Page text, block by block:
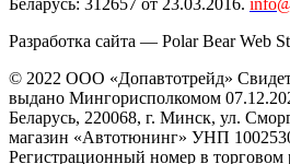
Разработка сайта — Polar Bear Web
© 2022 ООО «Допавтотрейд»
выдано Мингорисполкомом
Беларусь, 220068, г. Минск, ул.
магазин «Автотюнинг» УНП
Регистрационный номер в торговом